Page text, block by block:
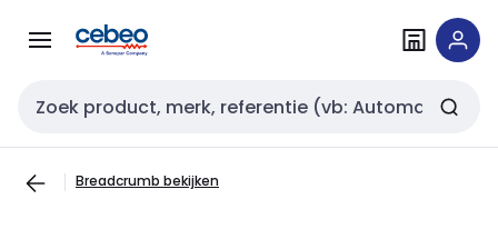
naar
naar
Zoekveld invoer
Breadcrumb bekijken